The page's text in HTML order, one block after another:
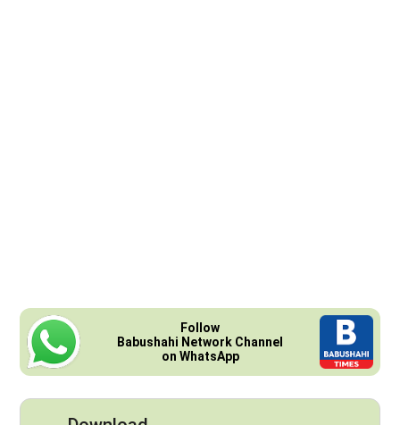
Follow
Babushahi Network Channel
on WhatsApp